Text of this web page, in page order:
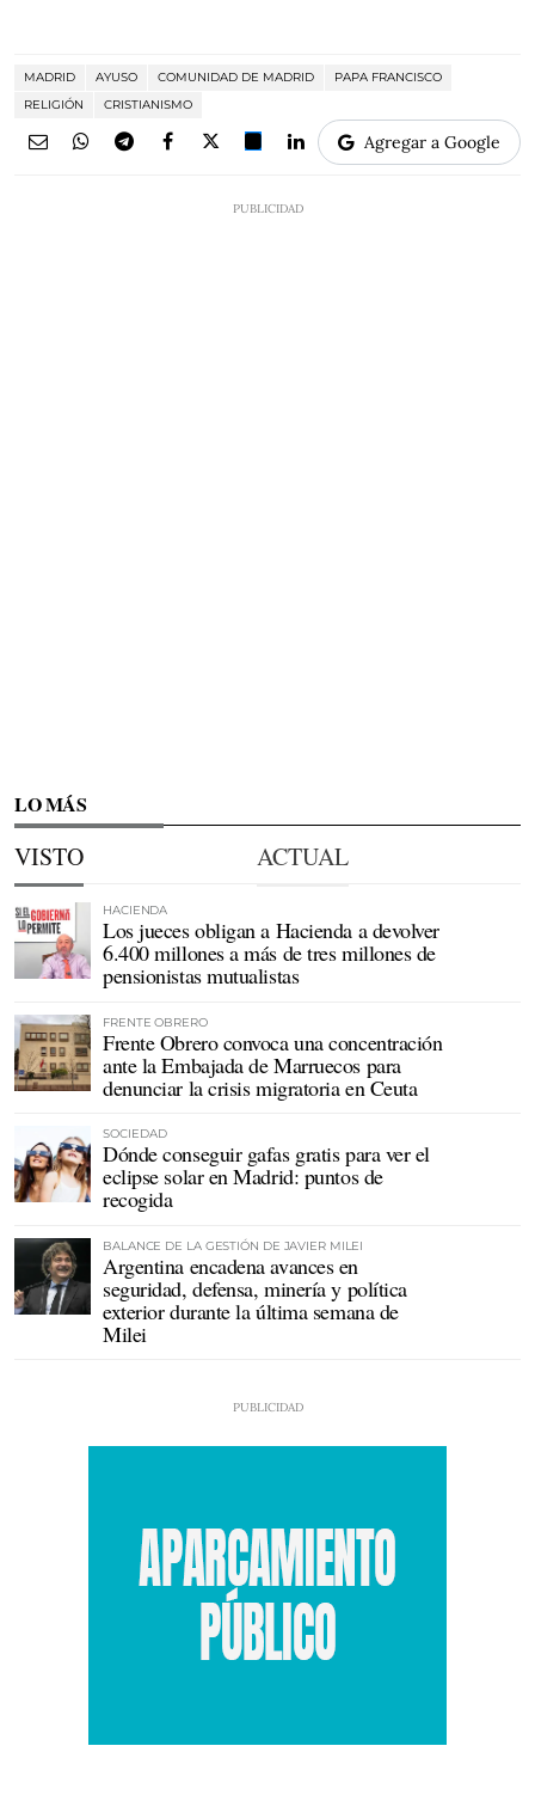
MADRID AYUSO COMUNIDAD DE MADRID
PAPA FRANCISCO
RELIGIÓN
CRISTIANISMO
Agregar a Google
LO MÁS
VISTO ACTUAL
HACIENDA
Los jueces obligan a Hacienda a devolver
6.400 millones a más de tres millones de
pensionistas mutualistas
FRENTE OBRERO
Frente Obrero convoca una concentración
ante la Embajada de Marruecos para
denunciar la crisis migratoria en Ceuta
SOCIEDAD
Dónde conseguir gafas gratis para ver el
eclipse solar en Madrid: puntos de
recogida
BALANCE DE LA GESTIÓN DE JAVIER MILEI
Argentina encadena avances en
seguridad, defensa, minería y política
exterior durante la última semana de
Milei